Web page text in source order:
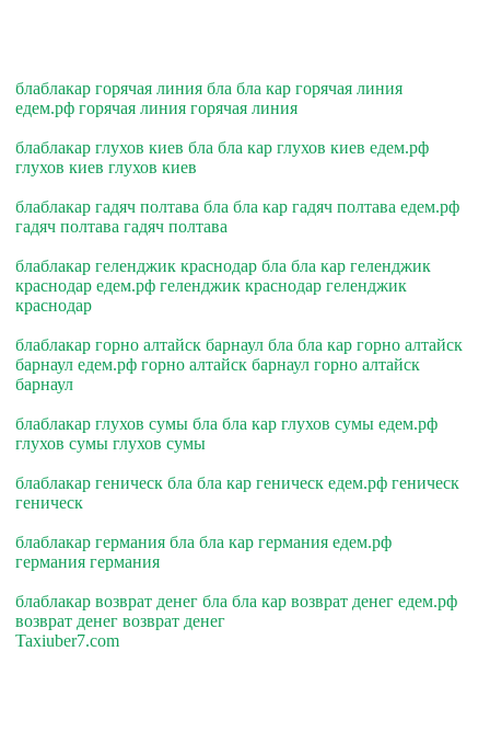
блаблакар горячая линия бла бла кар горячая линия
едем.рф горячая линия горячая линия
блаблакар глухов киев бла бла кар глухов киев едем.рф
глухов киев глухов киев
блаблакар гадяч полтава бла бла кар гадяч полтава едем.рф
гадяч полтава гадяч полтава
блаблакар геленджик краснодар бла бла кар геленджик
краснодар едем.рф геленджик краснодар геленджик
краснодар
блаблакар горно алтайск барнаул бла бла кар горно алтайск
барнаул едем.рф горно алтайск барнаул горно алтайск
барнаул
блаблакар глухов сумы бла бла кар глухов сумы едем.рф
глухов сумы глухов сумы
блаблакар геническ бла бла кар геническ едем.рф геническ
геническ
блаблакар германия бла бла кар германия едем.рф
германия германия
блаблакар возврат денег бла бла кар возврат денег едем.рф
возврат денег возврат денег
Taxiuber7.com